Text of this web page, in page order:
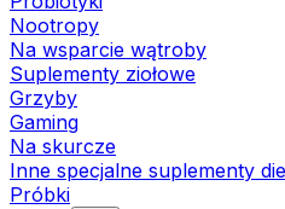
Nootropy
Na wsparcie wątroby
Suplementy ziołowe
Grzyby
Gaming
Na skurcze
Inne specjalne suplementy
Próbki